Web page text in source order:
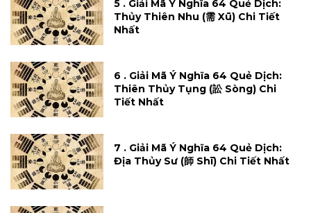
5 . Giải Mã Ý Nghĩa 64 Quẻ Dịch:
Thủy Thiên Nhu (需 Xū) Chi Tiết
Nhất
6 . Giải Mã Ý Nghĩa 64 Quẻ Dịch:
Thiên Thủy Tụng (訟 Sòng) Chi
Tiết Nhất
7 . Giải Mã Ý Nghĩa 64 Quẻ Dịch:
Địa Thủy Sư (師 Shī) Chi Tiết Nhất